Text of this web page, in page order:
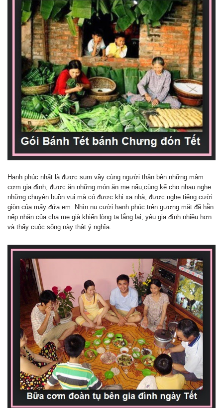
Hạnh phúc nhất là được sum vầy cùng người thân bên những mâm
cơm gia đình, được ăn những món ăn mẹ nấu,cùng kể cho nhau nghe
những chuyện buồn vui mà có được khi xa nhà, được nghe tiếng cười
giòn của mấy đứa em. Nhìn nụ cười hạnh phúc trên gương mặt đã hằn
nếp nhăn của cha mẹ già khiến lòng ta lắng lại, yêu gia đình nhiều hơn
và thấy cuộc sống này thật ý nghĩa.